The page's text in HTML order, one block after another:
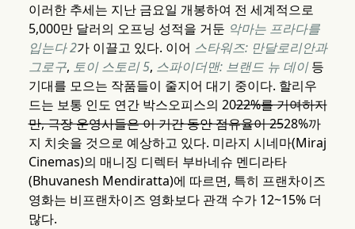
이러한 추세는 지난 금요일 개봉하여 전 세계적으로
5,000만 달러의 오프닝 성적을 거둔 악마는 프라다를
입는다 2가 이끌고 있다. 이어 스타워즈: 만달로리안과
그로구, 토이 스토리 5, 스파이더맨: 브랜드 뉴 데이등
기대를 모으는 작품들이 줄지어 대기 중이다. 할리우
드는 보통 인도 연간 박스오피스의 2022%를 기여하지
만, 극장 운영사들은 이 기간 동안 점유율이 2528%까
지 치솟을 것으로 예상하고 있다. 미라지 시네마(Miraj
Cinemas)의 매니징 디렉터 부바네슈 멘디라타
(Bhuvanesh Mendiratta)에 따르면, 특히 프랜차이즈
영화는 비프랜차이즈 영화보다 관객 수가 12~15% 더
많다.